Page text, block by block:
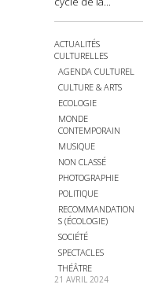
ACTUALITÉS
CULTURELLES
AGENDA CULTUREL
CULTURE & ARTS
ECOLOGIE
MONDE
CONTEMPORAIN
MUSIQUE
NON CLASSÉ
PHOTOGRAPHIE
POLITIQUE
RECOMMANDATION
S (ÉCOLOGIE)
SOCIÉTÉ
SPECTACLES
THÉÂTRE
21 AVRIL 2024